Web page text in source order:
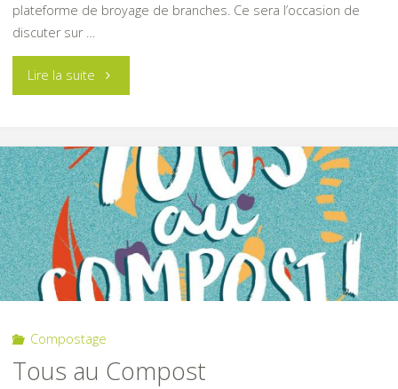
plateforme de broyage de branches. Ce sera l’occasion de
discuter sur …
Lire la suite"Animation
Compostage
Tous au Compost